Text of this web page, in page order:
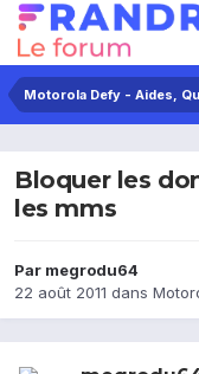
Motorola Defy - Aides,
Bloquer les
les mms
Par megrodu64
22 août 2011 dans